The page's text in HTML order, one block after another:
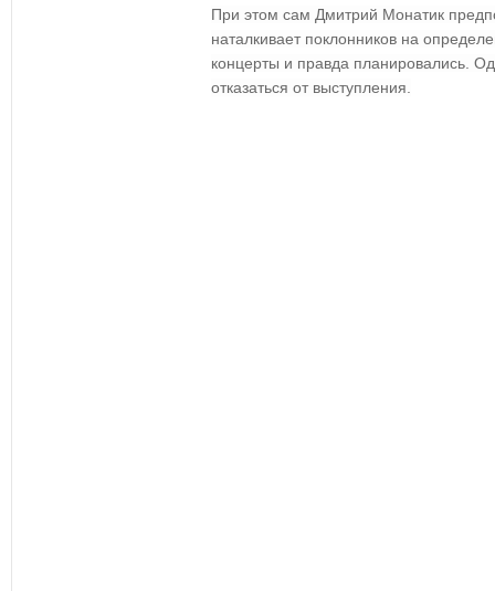
При этом сам Дмитрий Монатик
наталкивает поклонников на
концерты и правда планировались.
отказаться от выступления.